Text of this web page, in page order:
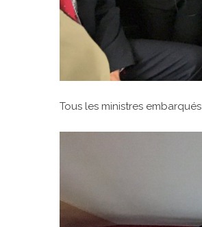
Tous les ministres embarqués